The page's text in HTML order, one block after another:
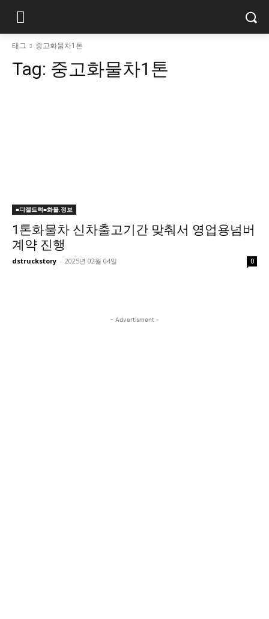
태그 중고화물차1톤
Tag: 중고화물차1톤
■디젤트럭■화물.정보
1톤화물차 신차출고기간 맞춰서 영업용넘버
계약 진행
dstruckstory - 2025년 02월 04일 0
- Advertisment -